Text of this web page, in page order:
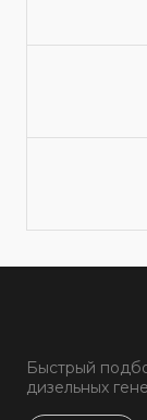
Быстрый
дизельных